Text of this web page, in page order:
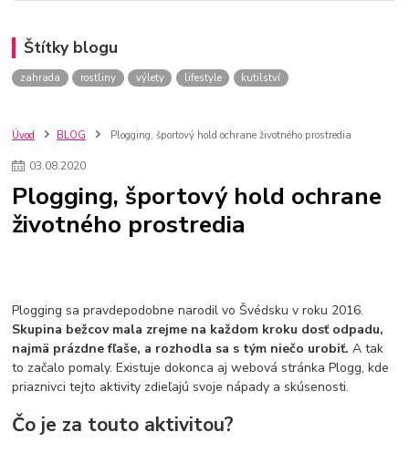
Štítky blogu
zahrada rostliny výlety lifestyle kutilství
Úvod BLOG Plogging, športový hold ochrane životného prostredia
03.08.2020
Plogging, športový hold ochrane
životného prostredia
Plogging sa pravdepodobne narodil vo Švédsku v roku 2016.
Skupina bežcov mala zrejme na každom kroku dosť odpadu,
najmä prázdne fľaše, a rozhodla sa s tým niečo urobiť.A tak
to začalo pomaly. Existuje dokonca aj webová stránka Plogg, kde
priaznivci tejto aktivity zdieľajú svoje nápady a skúsenosti.
Čo je za touto aktivitou?